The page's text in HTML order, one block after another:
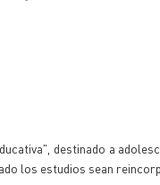
destinado a
los estudios sean